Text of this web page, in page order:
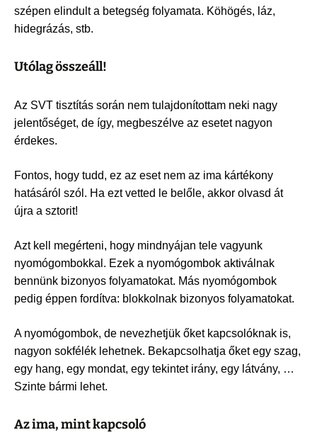
szépen elindult a betegség folyamata. Köhögés, láz,
hidegrázás, stb.
Utólag összeáll!
Az SVT tisztítás során nem tulajdonítottam neki nagy
jelentőséget, de így, megbeszélve az esetet nagyon
érdekes.
Fontos, hogy tudd, ez az eset nem az ima kártékony
hatásáról szól. Ha ezt vetted le belőle, akkor olvasd át
újra a sztorit!
Azt kell megérteni, hogy mindnyájan tele vagyunk
nyomógombokkal. Ezek a nyomógombok aktiválnak
bennünk bizonyos folyamatokat. Más nyomógombok
pedig éppen fordítva: blokkolnak bizonyos folyamatokat.
A nyomógombok, de nevezhetjük őket kapcsolóknak is,
nagyon sokfélék lehetnek. Bekapcsolhatja őket egy szag,
egy hang, egy mondat, egy tekintet irány, egy látvány, …
Szinte bármi lehet.
Az ima, mint kapcsoló